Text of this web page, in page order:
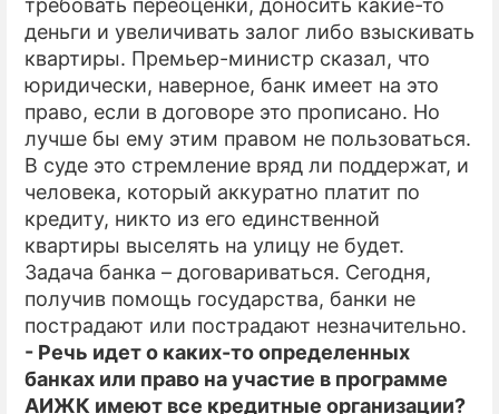
требовать переоценки, доносить какие-то
деньги и увеличивать залог либо взыскивать
квартиры. Премьер-министр сказал, что
юридически, наверное, банк имеет на это
право, если в договоре это прописано. Но
лучше бы ему этим правом не пользоваться.
В суде это стремление вряд ли поддержат, и
человека, который аккуратно платит по
кредиту, никто из его единственной
квартиры выселять на улицу не будет.
Задача банка – договариваться. Сегодня,
получив помощь государства, банки не
пострадают или пострадают незначительно.
- Речь идет о каких-то определенных
банках или право на участие в программе
АИЖК имеют все кредитные организации?